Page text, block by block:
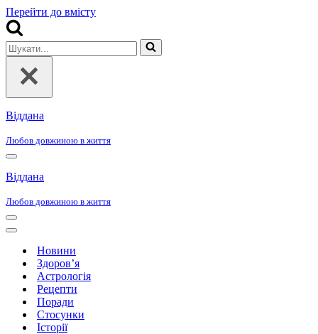
Перейти до вмісту
Шукати...
Віддана
Любов довжиною в життя
Меню
навігації
Віддана
Любов довжиною в життя
Меню
навігації
Меню
навігаціїНовини
Здоров’я
Астрологія
Рецепти
Поради
Стосунки
Історії